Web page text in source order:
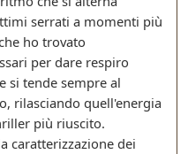
serrati a momenti più
ho trovato
per dare respiro
si tende sempre al
rilasciando quell'energia
più riuscito.
caratterizzazione dei